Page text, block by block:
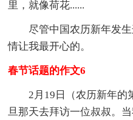
里，就像荷花......
尽管中国农历新年发
情让我最开心的。
春节话题的作文6
2月19日（农历新年的
旦那天去拜访一位叔叔。